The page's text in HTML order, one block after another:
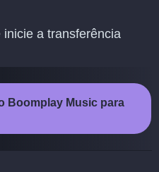
a transferência
Boomplay Music para